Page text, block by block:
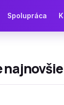
Spolupráca